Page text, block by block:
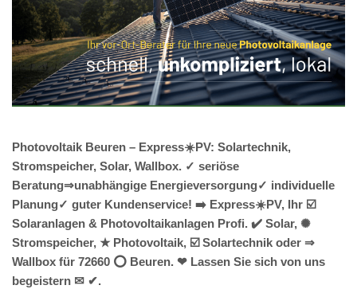
Photovoltaik Beuren – Express☀️PV️: Solartechnik,
Stromspeicher, Solar, Wallbox. ✓ seriöse
Beratung⇒unabhängige Energieversorgung✓ individuelle
Planung✓ guter Kundenservice! ➡️ Express☀️PV️, Ihr ☑️
Solaranlagen & Photovoltaikanlagen Profi. ✔️ Solar, ✺
Stromspeicher, ★ Photovoltaik, ☑️ Solartechnik oder ⇒
Wallbox für 72660 ⭕ Beuren. ❤ Lassen Sie sich von uns
begeistern ✉ ✔.